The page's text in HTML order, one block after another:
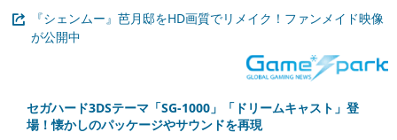
『シェンムー』芭月邸をHD画質でリメイク！ファンメイド映像
が公開中
セガハード3DSテーマ「SG-1000」「ドリームキャスト」登
場！懐かしのパッケージやサウンドを再現